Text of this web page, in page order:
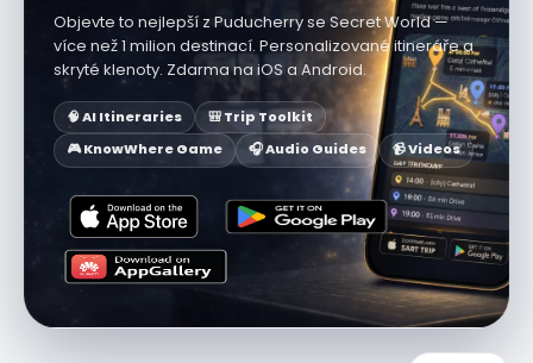
Objevte to nejlepší z Puducherry se Secret World —
více než 1 milion destinací. Personalizované itineráře a
skryté klenoty. Zdarma na iOS a Android.
🧠 AI Itineraries
🎒 Trip Toolkit
🎮 KnowWhere Game
🎧 Audio Guides 📹 Videos